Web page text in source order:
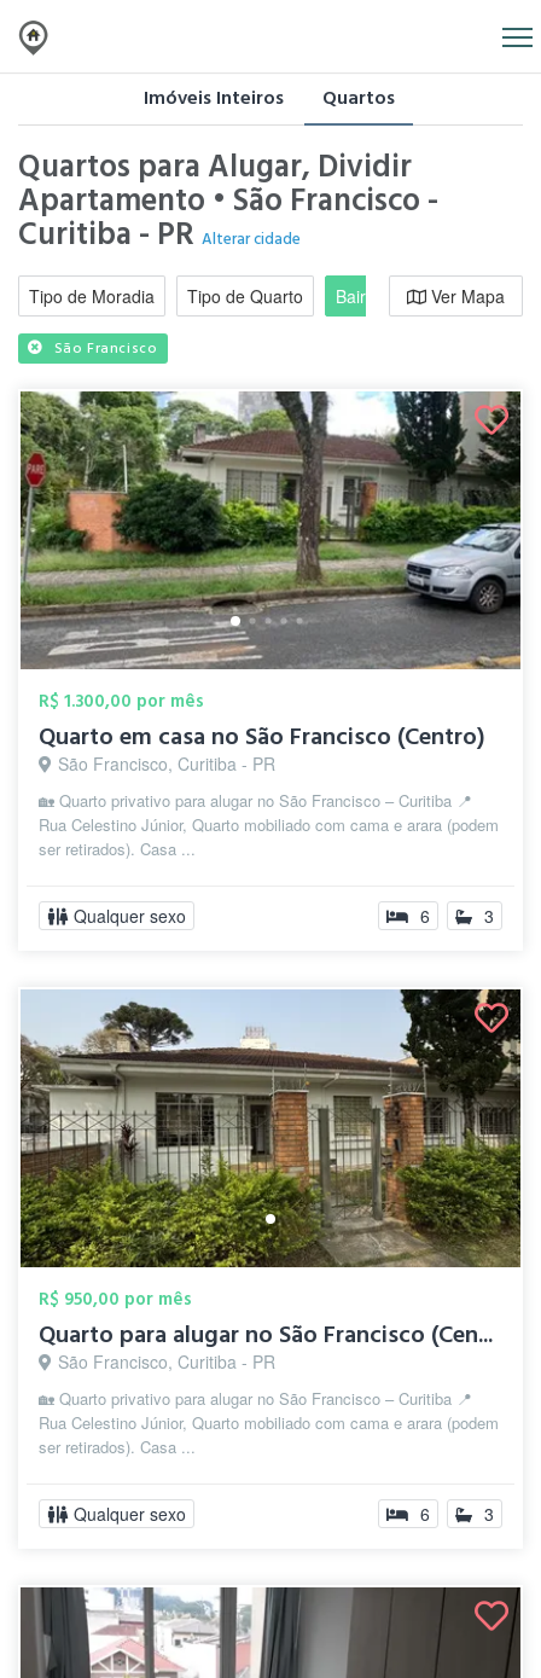
Imóveis Inteiros Quartos
Quartos para Alugar, Dividir
Apartamento • São Francisco -
Curitiba - PR Alterar cidade
Tipo de Moradia Tipo de Quarto Bairro / RegiãoVer Mapa
São Francisco
R$ 1.300,00 por mês
Quarto em casa no São Francisco (Centro)
São Francisco, Curitiba - PR
🏡 Quarto privativo para alugar no São Francisco – Curitiba 📍
Rua Celestino Júnior, Quarto mobiliado com cama e arara (podem
ser retirados). Casa ...
Qualquer sexo 6 3
R$ 950,00 por mês
Quarto para alugar no São Francisco (Cen...
São Francisco, Curitiba - PR
🏡 Quarto privativo para alugar no São Francisco – Curitiba 📍
Rua Celestino Júnior, Quarto mobiliado com cama e arara (podem
ser retirados). Casa ...
Qualquer sexo 6 3